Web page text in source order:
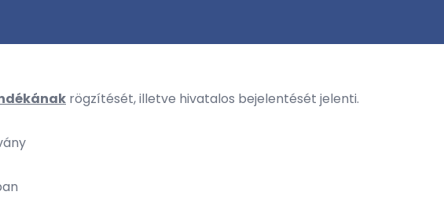
rögzítését, illetve hivatalos bejelentését jelenti.